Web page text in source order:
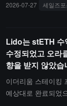
의 4% 상승했습니
2026-07-27 세일즈포
Lido는 stETH 수
수정되었고 오라
향을 받지 않았습
이더리움 스테이킹
예상대로 완료되었